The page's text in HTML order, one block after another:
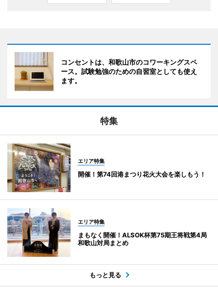
コンセントは、和歌山市のコワーキングスペ
ース。試験勉強のための自習室としても使え
ます。
特集
エリア特集
開催！第74回港まつり花火大会を楽しもう！
エリア特集
まもなく開催！ALSOK杯第75期王将戦第4局
和歌山対局まとめ
もっと見る